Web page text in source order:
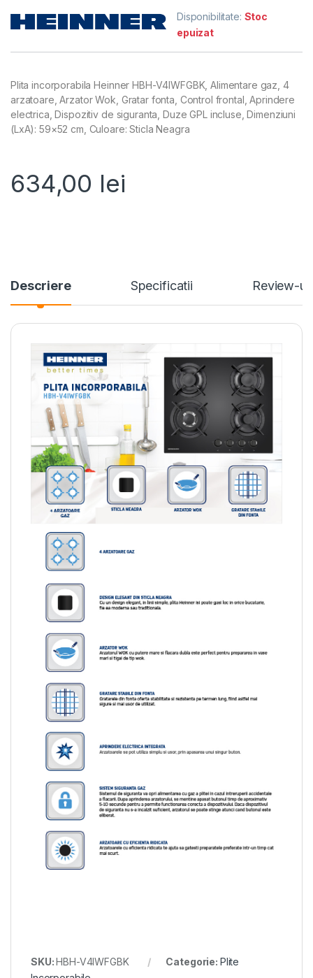
Disponibilitate: Stoc
epuizat
Plita incorporabila Heinner HBH-V4IWFGBK, Alimentare gaz, 4
arzatoare, Arzator Wok, Gratar fonta, Control frontal, Aprindere
electrica, Dispozitiv de siguranta, Duze GPL incluse, Dimenziuni
(LxA): 59×52 cm, Culoare: Sticla Neagra
634,00 lei
Descriere Specificatii Review-uri
SKU:HBH-V4IWFGBK Categorie: Plite